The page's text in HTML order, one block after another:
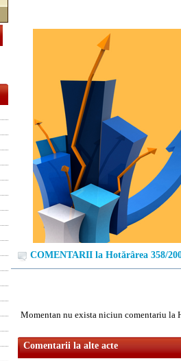
COMENTARII la Hotărârea 358/
Momentan nu exista niciun comentariu la
Comentarii la alte acte